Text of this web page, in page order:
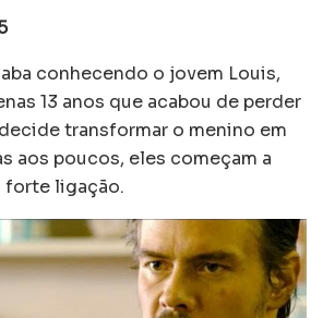
conhecendo o jovem Louis,
13 anos que acabou de perder
transformar o menino em
aos poucos, eles começam a
forte ligação.